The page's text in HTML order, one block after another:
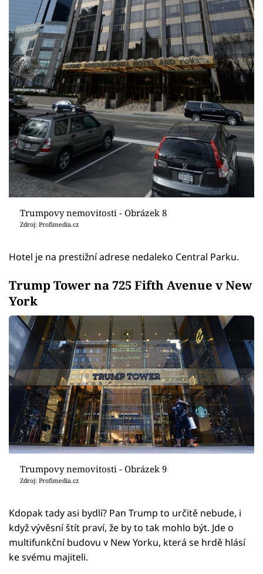
Trumpovy nemovitosti - Obrázek 8
Zdroj: Profimedia.cz
Hotel je na prestižní adrese nedaleko Central Parku.
Trump Tower na 725 Fifth Avenue v New
York
Trumpovy nemovitosti - Obrázek 9
Zdroj: Profimedia.cz
Kdopak tady asi bydlí? Pan Trump to určitě nebude, i
když vývěsní štít praví, že by to tak mohlo být. Jde o
multifunkční budovu v New Yorku, která se hrdě hlásí
ke svému majiteli.